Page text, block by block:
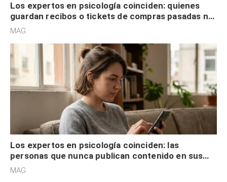
Los expertos en psicología coinciden: quienes
guardan recibos o tickets de compras pasadas no
son acumuladores, sino que tienen necesidad de
MAG.
Los expertos en psicología coinciden: las
personas que nunca publican contenido en sus
redes sociales no pretenden buscar validación
MAG.